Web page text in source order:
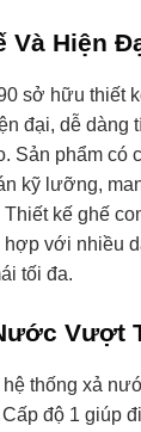
Và Hiện
sở hữu thiết
đại, dễ dàng
Sản phẩm có
kỹ lưỡng,
kế ghế
hợp với nhiều
tối đa.
Vượt
thống xả
độ 1 giúp